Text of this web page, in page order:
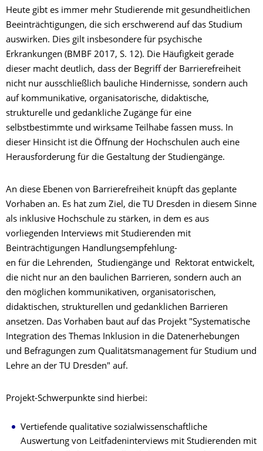
Heute gibt es immer mehr Studierende mit gesundheitlichen
Beeinträchtigungen, die sich erschwerend auf das Studium
auswirken. Dies gilt insbesondere für psychische
Erkrankungen (BMBF 2017, S. 12). Die Häufigkeit gerade
dieser macht deutlich, dass der Begriff der Barrierefreiheit
nicht nur ausschließlich bauliche Hindernisse, sondern auch
auf kommunikative, organisatorische, didaktische,
strukturelle und gedankliche Zugänge für eine
selbstbestimmte und wirksame Teilhabe fassen muss. In
dieser Hinsicht ist die Öffnung der Hochschulen auch eine
Herausforderung für die Gestaltung der Studiengänge.
An diese Ebenen von Barrierefreiheit knüpft das geplante
Vorhaben an. Es hat zum Ziel, die TU Dresden in diesem Sinne
als inklusive Hochschule zu stärken, in dem es aus
vorliegenden Interviews mit Studierenden mit
Beinträchtigungen Handlungsempfehlung-
en für die Lehrenden, Studiengänge und Rektorat entwickelt,
die nicht nur an den baulichen Barrieren, sondern auch an
den möglichen kommunikativen, organisatorischen,
didaktischen, strukturellen und gedanklichen Barrieren
ansetzen. Das Vorhaben baut auf das Projekt "Systematische
Integration des Themas Inklusion in die Datenerhebungen
und Befragungen zum Qualitätsmanagement für Studium und
Lehre an der TU Dresden" auf.
Projekt-Schwerpunkte sind hierbei:
Vertiefende qualitative sozialwissenschaftliche
Auswertung von Leitfadeninterviews mit Studierenden mit